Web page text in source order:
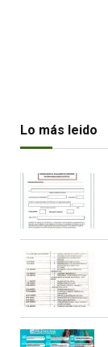
Lo más leido